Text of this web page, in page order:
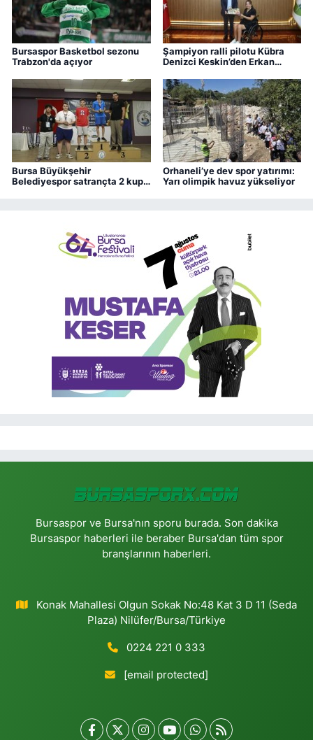
Bursaspor Basketbol sezonu
Trabzon'da açıyor
Şampiyon ralli pilotu Kübra
Denizci Keskin’den Erkan
Bursa Büyükşehir
Belediyespor satrançta 2 kupa
Orhaneli’ye dev spor yatırımı:
Yarı olimpik havuz yükseliyor
Bursaspor ve Bursa'nın sporu burada. Son dakika
Bursaspor haberleri ile beraber Bursa'dan tüm spor
branşlarının haberleri.
Konak Mahallesi Olgun Sokak No:48 Kat 3 D 11 (Seda
Plaza) Nilüfer/Bursa/Türkiye
0224 221 0 333
[email protected]